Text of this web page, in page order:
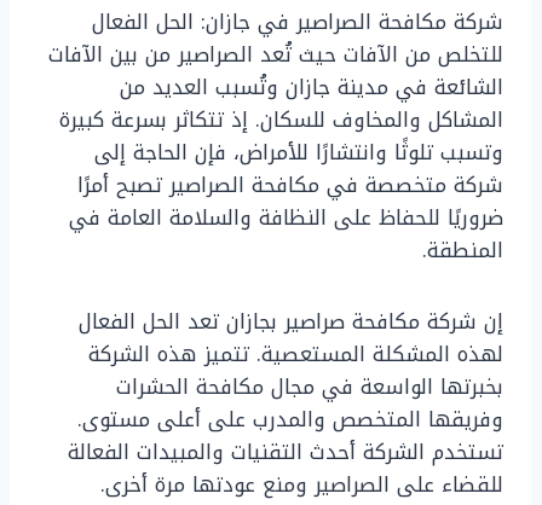
شركة مكافحة الصراصير في جازان: الحل الفعال
للتخلص من الآفات حيث تُعد الصراصير من بين الآفات
الشائعة في مدينة جازان وتُسبب العديد من
المشاكل والمخاوف للسكان. إذ تتكاثر بسرعة كبيرة
وتسبب تلوثًا وانتشارًا للأمراض، فإن الحاجة إلى
شركة متخصصة في مكافحة الصراصير تصبح أمرًا
ضروريًا للحفاظ على النظافة والسلامة العامة في
المنطقة.
إن شركة مكافحة صراصير بجازان تعد الحل الفعال
لهذه المشكلة المستعصية. تتميز هذه الشركة
بخبرتها الواسعة في مجال مكافحة الحشرات
وفريقها المتخصص والمدرب على أعلى مستوى.
تستخدم الشركة أحدث التقنيات والمبيدات الفعالة
للقضاء على الصراصير ومنع عودتها مرة أخرى.